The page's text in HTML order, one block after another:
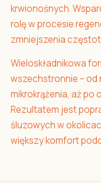
krwionośnych.
rolę w procesie
zmniejszenia
Wieloskładnikowa
wszechstronnie – od
mikrokrążenia, aż po
Rezultatem jest
śluzowych w
większy komfort